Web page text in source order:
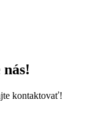
kontaktovať!